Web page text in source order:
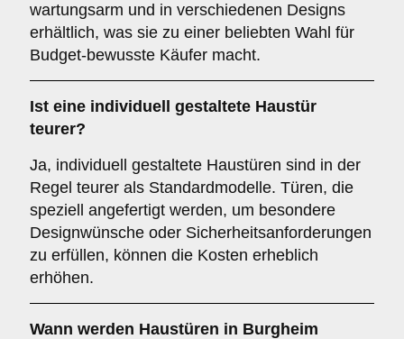
wartungsarm und in verschiedenen Designs
erhältlich, was sie zu einer beliebten Wahl für
Budget-bewusste Käufer macht.
Ist eine individuell gestaltete Haustür
teurer?
Ja, individuell gestaltete Haustüren sind in der
Regel teurer als Standardmodelle. Türen, die
speziell angefertigt werden, um besondere
Designwünsche oder Sicherheitsanforderungen
zu erfüllen, können die Kosten erheblich
erhöhen.
Wann werden Haustüren in Burgheim